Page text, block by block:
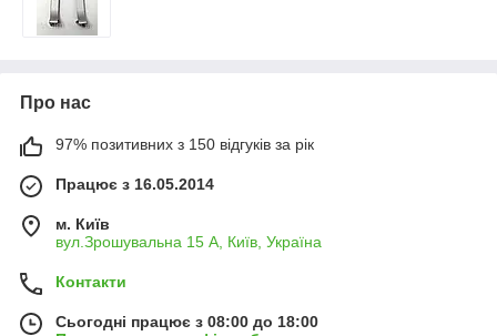
Про нас
97% позитивних з 150 відгуків за рік
Працює з 16.05.2014
м. Київ
вул.Зрошувальна 15 А, Київ, Україна
Контакти
Сьогодні працює з 08:00 до 18:00